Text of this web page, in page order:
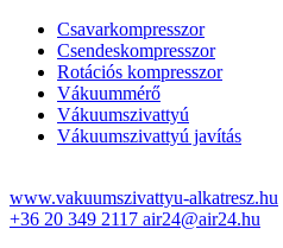
Csavarkompresszor
Csendeskompresszor
Rotációs kompresszor
Vákuummérő
Vákuumszivattyú
Vákuumszivattyú javítás
www.vakuumszivattyu-alkatresz.hu
+36 20 349 2117 air24@air24.hu